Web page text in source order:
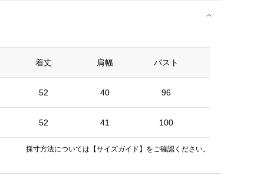
着丈 肩幅 バスト
52 40 96
52 41 100
採寸方法については 【サイズガイド】 をご確認ください。